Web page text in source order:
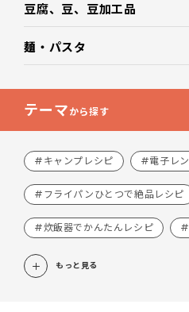
豆腐、豆、豆加工品
麺・パスタ
テーマから探す
#キャンプレシピ #電子レ
#フライパンひとつで絶品レシピ
#炊飯器でかんたんレシピ #
もっと見る